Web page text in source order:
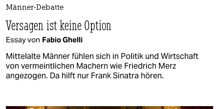
Männer-Debatte
Versagen ist keine Option
Essay von Fabio Ghelli
Mittelalte Männer fühlen sich in Politik und Wirtschaft
von vermeintlichen Machern wie Friedrich Merz
angezogen. Da hilft nur Frank Sinatra hören.